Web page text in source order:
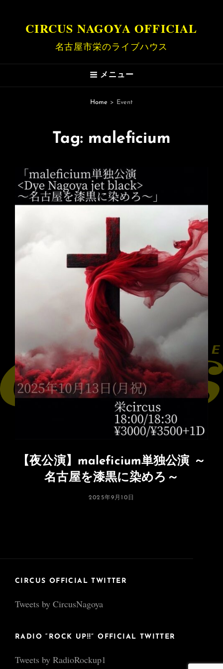
CIRCUS NAGOYA OFFICIAL
名古屋市栄のライブハウス
メニュー
Home > Event
Tag: maleficium
【夜公演】maleficium単独公演 ～
名古屋を漆黒に染めろ～
投
2025年9月10日
CIRCUS OFFICIAL TWITTER
Tweets by CircusNagoya
RADIO “ROCK UP!!” OFFICIAL TWITTER
Tweets by RadioRockup1